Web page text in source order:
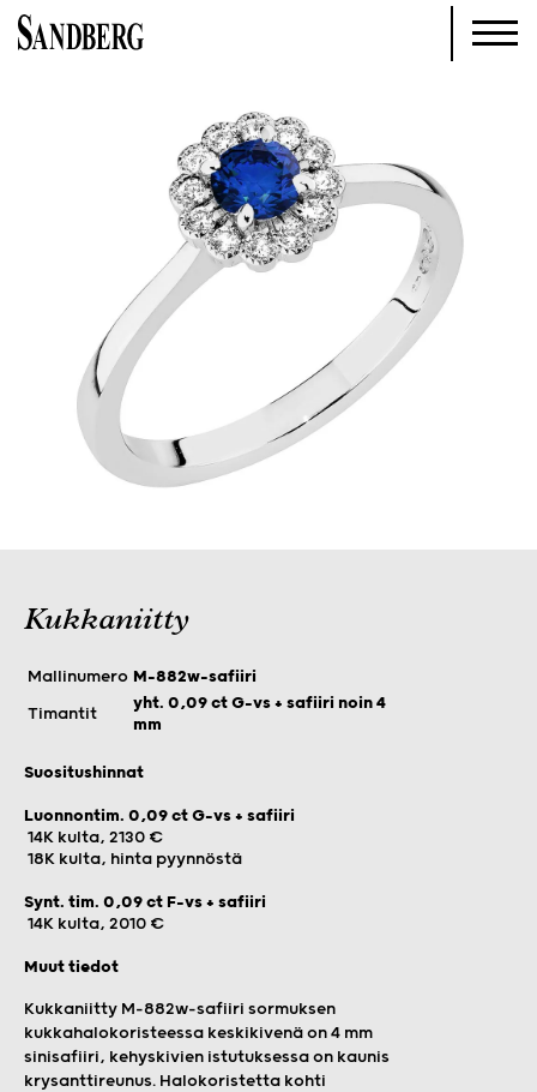
Kukkaniitty
Mallinumero M-882w-safiiri
Timantit
yht. 0,09 ct G-vs + safiiri noin 4
mm
Suositushinnat
Luonnontim. 0,09 ct G-vs + safiiri
14K kulta, 2130 €
18K kulta, hinta pyynnöstä
Synt. tim. 0,09 ct F-vs + safiiri
14K kulta, 2010 €
Muut tiedot
Kukkaniitty M-882w-safiiri sormuksen
kukkahalokoristeessa keskikivenä on 4 mm
sinisafiiri, kehyskivien istutuksessa on kaunis
krysanttireunus. Halokoristetta kohti